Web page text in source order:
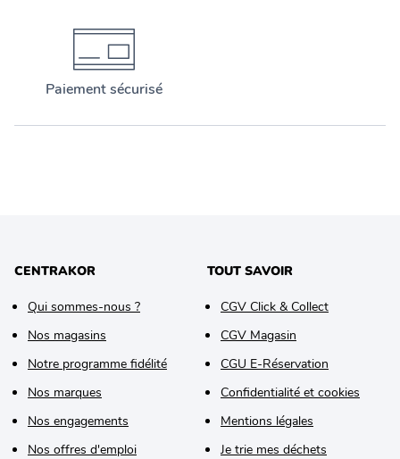
Paiement sécurisé
CENTRAKOR
Qui sommes-nous ?
Nos magasins
Notre programme fidélité
Nos marques
Nos engagements
Nos offres d'emploi
TOUT SAVOIR
CGV Click & Collect
CGV Magasin
CGU E-Réservation
Confidentialité et cookies
Mentions légales
Je trie mes déchets